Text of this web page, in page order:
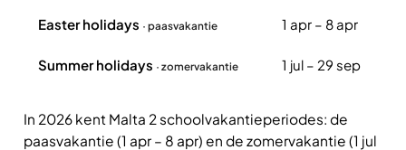
Easter holidays · paasvakantie 1 apr – 8 apr
Summer holidays · zomervakantie 1 jul – 29 sep
In 2026 kent Malta 2 schoolvakantieperiodes: de
paasvakantie (1 apr – 8 apr) en de zomervakantie (1 jul